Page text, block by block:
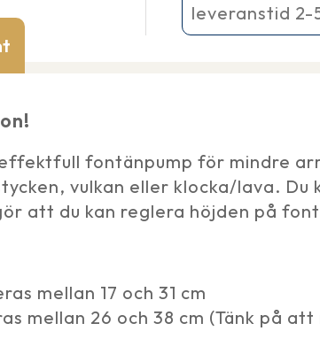
leveranstid 2-
effektfull fontänpump för mindre
vulkan eller klocka/lava.
att du kan reglera höjden på
mellan 17 och 31 cm
mellan 26 och 38 cm (Tänk på